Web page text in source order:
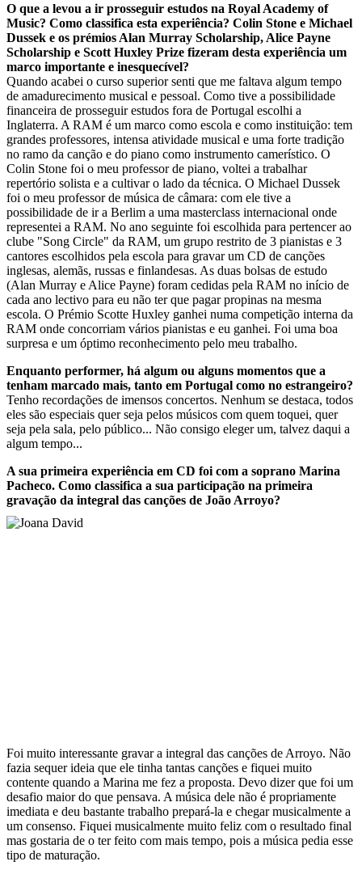
O que a levou a ir prosseguir estudos na Royal Academy of
Music? Como classifica esta experiência? Colin Stone e Michael
Dussek e os prémios Alan Murray Scholarship, Alice Payne
Scholarship e Scott Huxley Prize fizeram desta experiência um
marco importante e inesquecível?
Quando acabei o curso superior senti que me faltava algum tempo
de amadurecimento musical e pessoal. Como tive a possibilidade
financeira de prosseguir estudos fora de Portugal escolhi a
Inglaterra. A RAM é um marco como escola e como instituição: tem
grandes professores, intensa atividade musical e uma forte tradição
no ramo da canção e do piano como instrumento camerístico. O
Colin Stone foi o meu professor de piano, voltei a trabalhar
repertório solista e a cultivar o lado da técnica. O Michael Dussek
foi o meu professor de música de câmara: com ele tive a
possibilidade de ir a Berlim a uma masterclass internacional onde
representei a RAM. No ano seguinte foi escolhida para pertencer ao
clube "Song Circle" da RAM, um grupo restrito de 3 pianistas e 3
cantores escolhidos pela escola para gravar um CD de canções
inglesas, alemãs, russas e finlandesas. As duas bolsas de estudo
(Alan Murray e Alice Payne) foram cedidas pela RAM no início de
cada ano lectivo para eu não ter que pagar propinas na mesma
escola. O Prémio Scotte Huxley ganhei numa competição interna da
RAM onde concorriam vários pianistas e eu ganhei. Foi uma boa
surpresa e um óptimo reconhecimento pelo meu trabalho.
Enquanto performer, há algum ou alguns momentos que a
tenham marcado mais, tanto em Portugal como no estrangeiro?
Tenho recordações de imensos concertos. Nenhum se destaca, todos
eles são especiais quer seja pelos músicos com quem toquei, quer
seja pela sala, pelo público... Não consigo eleger um, talvez daqui a
algum tempo...
A sua primeira experiência em CD foi com a soprano Marina
Pacheco. Como classifica a sua participação na primeira
gravação da integral das canções de João Arroyo?
Foi muito interessante gravar a integral das canções de Arroyo. Não
fazia sequer ideia que ele tinha tantas canções e fiquei muito
contente quando a Marina me fez a proposta. Devo dizer que foi um
desafio maior do que pensava. A música dele não é propriamente
imediata e deu bastante trabalho prepará-la e chegar musicalmente a
um consenso. Fiquei musicalmente muito feliz com o resultado final
mas gostaria de o ter feito com mais tempo, pois a música pedia esse
tipo de maturação.